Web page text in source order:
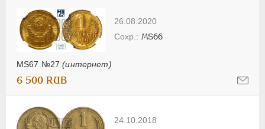
26.08.2020
MS67 №27(интернет)
MS66
6 500 RUB
24.10.2018